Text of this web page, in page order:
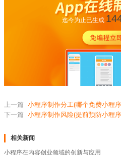
迄今为止已生成
上一篇 小程序制作分工(哪个免费小程
下一篇 小程序制作风险(提前预防小程
相关新闻
小程序在内容创业领域的创新与应用